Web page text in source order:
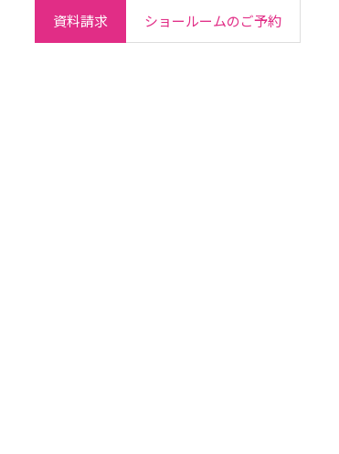
資料請求 ショールームのご予約